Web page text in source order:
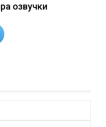
озвучки